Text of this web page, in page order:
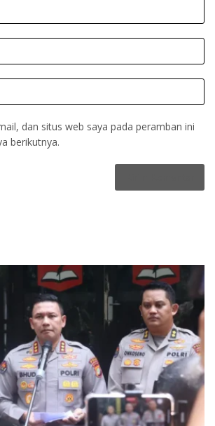
dan situs web saya pada peramban ini
berikutnya.